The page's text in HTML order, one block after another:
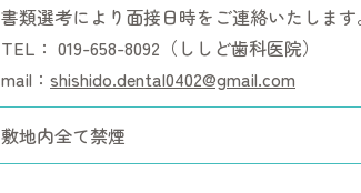
書類選考により面接日時をご連絡いたします
TEL： 019-658-8092 （ししど歯科医院）
mail： shishido.dental0402@gmail.com
敷地内全て禁煙